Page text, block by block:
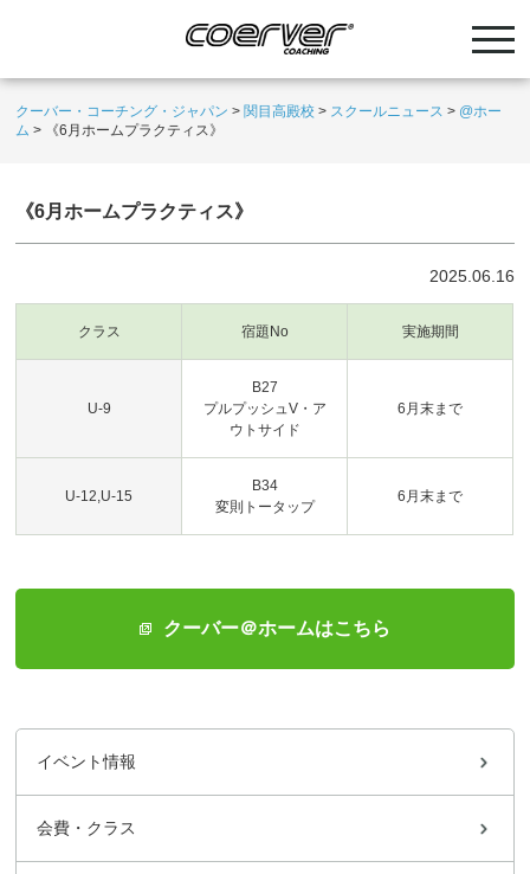
クーバー・コーチング・ジャパン > 関目高殿校 > スクールニュース > @ホー
ム > 《6月ホームプラクティス》
《6月ホームプラクティス》
2025.06.16
クラス 宿題No 実施期間
U-9
B27
プルプッシュV・ア
ウトサイド
6月末まで
U-12,U-15
B34
変則トータップ
6月末まで
クーバー＠ホームはこちら
イベント情報
会費・クラス